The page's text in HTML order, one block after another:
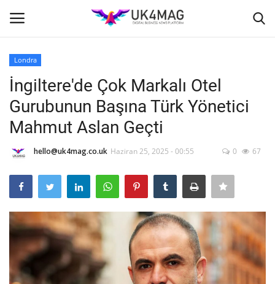
Ana Sayfa
TVNET
İş İlanları
Seri İlanlar
Londra
İngiltere'de Çok Markalı Otel
Gurubunun Başına Türk Yönetici
Mahmut Aslan Geçti
hello@uk4mag.co.uk Haziran 25, 2025 - 00:55 0 67